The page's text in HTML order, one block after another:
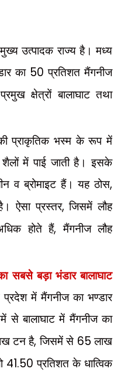
उत्पादक राज्य है। मध्य
का 50 प्रतिशत मैंगनीज
क्षेत्रों बालाघाट तथा
प्राकृतिक भस्म के रूप में
शैलों में पाई जाती है। इसके
व ब्रोमाइट हैं। यह ठोस,
ऐसा प्रस्तर,जिसमें लौह
होते हैं,मैंगनीज लौह
सबसे बड़ा भंडार बालाघाट
प्रदेश में मैंगनीज का भण्डार
से बालाघाट में मैंगनीज का
टन है,जिसमें से 65 लाख
41.50 प्रतिशत के धात्विक